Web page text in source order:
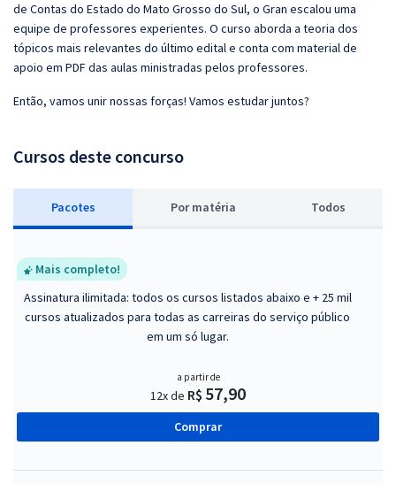
de Contas do Estado do Mato Grosso do Sul, o Gran escalou uma
equipe de professores experientes. O curso aborda a teoria dos
tópicos mais relevantes do último edital e conta com material de
apoio em PDF das aulas ministradas pelos professores.
Então, vamos unir nossas forças! Vamos estudar juntos?
Cursos deste concurso
Pacotes Por matéria Todos
Mais completo!
Assinatura ilimitada: todos os cursos listados abaixo e + 25 mil
cursos atualizados para todas as carreiras do serviço público
em um só lugar.
a partir de
12x de R$ 57,90
Comprar